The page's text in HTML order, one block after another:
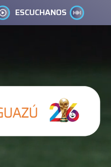
ESCUCHANOS